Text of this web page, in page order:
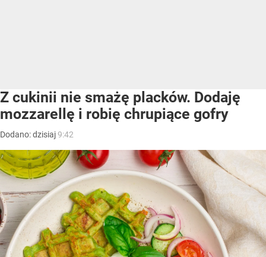
Z cukinii nie smażę placków. Dodaję
mozzarellę i robię chrupiące gofry
Dodano:dzisiaj9:42